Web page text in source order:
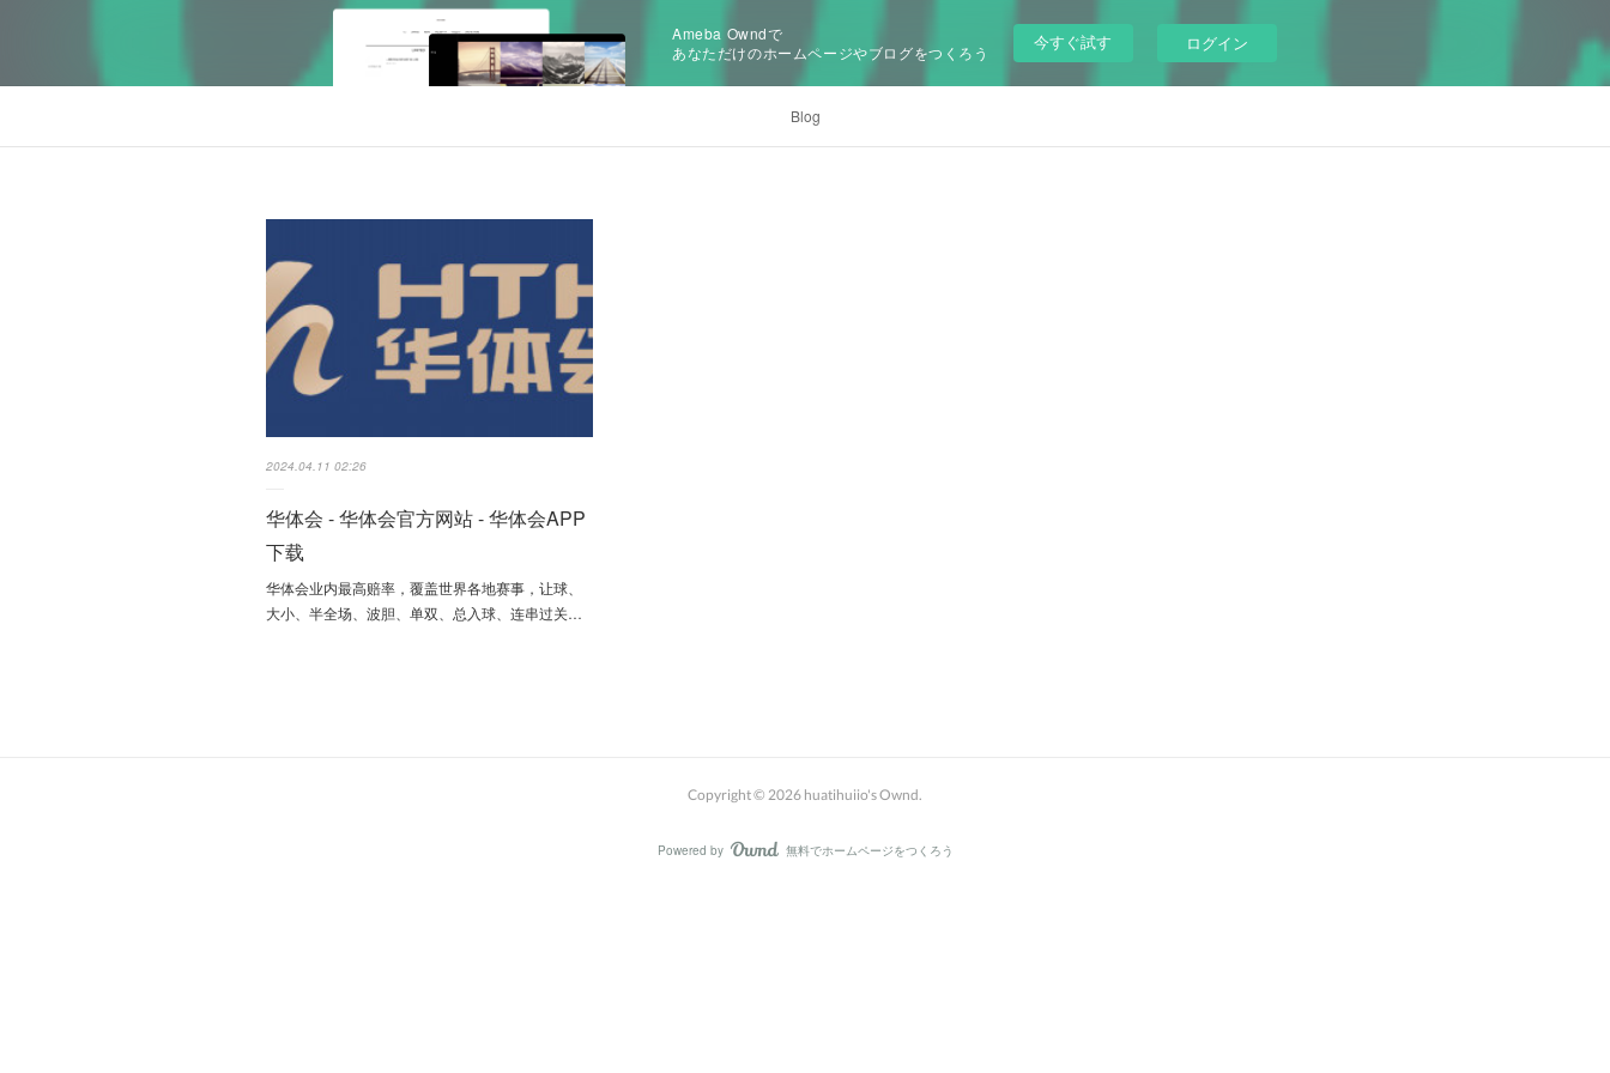
Ameba Owndで
あなただけのホームページやブログをつくろう
今すぐ試す ログイン
Blog
2024.04.11 02:26
华体会 - 华体会官方网站 - 华体会APP
下载
华体会业内最高赔率，覆盖世界各地赛事，让球、
大小、半全场、波胆、单双、总入球、连串过关…
Copyright © 2026 huatihuiio's Ownd.
Powered by AmebaOwnd
無料でホームページをつくろう